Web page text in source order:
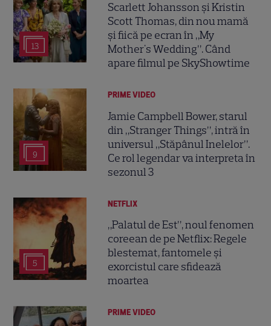
13
Scarlett Johansson și Kristin
Scott Thomas, din nou mamă
și fiică pe ecran în „My
Mother's Wedding”. Când
apare filmul pe SkyShowtime
9
PRIME VIDEO
Jamie Campbell Bower, starul
din „Stranger Things”, intră în
universul „Stăpânul Inelelor”.
Ce rol legendar va interpreta în
sezonul 3
5
NETFLIX
„Palatul de Est”, noul fenomen
coreean de pe Netflix: Regele
blestemat, fantomele și
exorcistul care sfidează
moartea
PRIME VIDEO